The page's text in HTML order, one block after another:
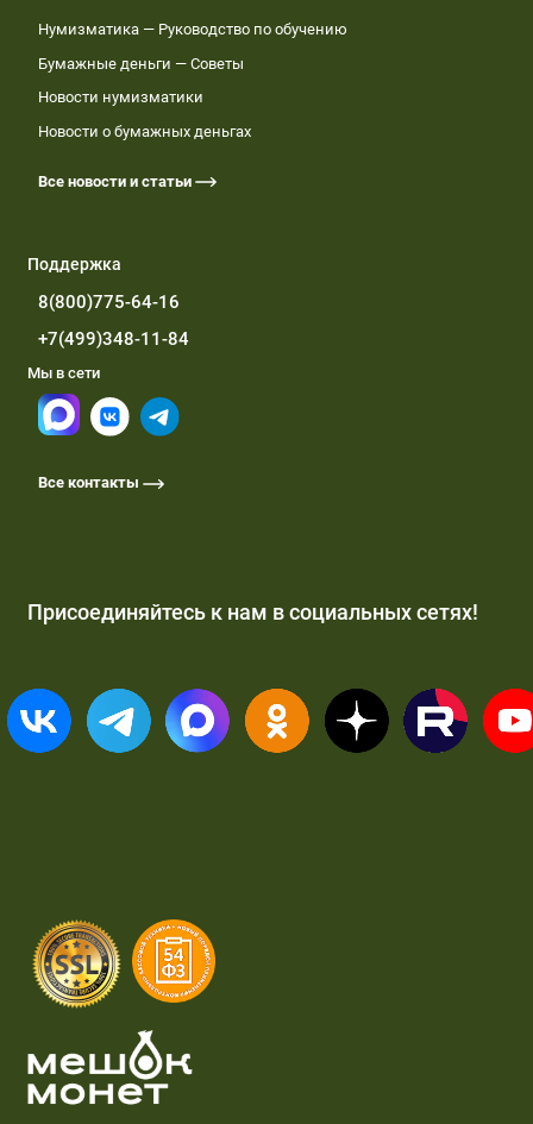
Нумизматика — Руководство по обучению
Бумажные деньги — Советы
Новости нумизматики
Новости о бумажных деньгах
Все новости и статьи
Поддержка
8(800)775-64-16
+7(499)348-11-84
Мы в сети
Все контакты
Присоединяйтесь к нам в социальных сетях!